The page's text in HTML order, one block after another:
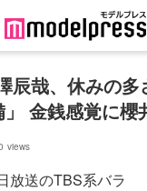
辰哉、休みの多
金銭感覚に櫻
views
放送のTBS系バラ